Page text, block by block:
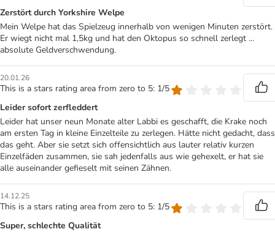
Zerstört durch Yorkshire Welpe
Mein Welpe hat das Spielzeug innerhalb von wenigen Minuten zerstört.
Er wiegt nicht mal 1,5kg und hat den Oktopus so schnell zerlegt ...
absolute Geldverschwendung.
20.01.26
This is a stars rating area from zero to 5: 1/5
Leider sofort zerfleddert
Leider hat unser neun Monate alter Labbi es geschafft, die Krake noch
am ersten Tag in kleine Einzelteile zu zerlegen. Hätte nicht gedacht, dass
das geht. Aber sie setzt sich offensichtlich aus lauter relativ kurzen
Einzelfäden zusammen, sie sah jedenfalls aus wie gehexelt, er hat sie
alle auseinander gefieselt mit seinen Zähnen.
14.12.25
This is a stars rating area from zero to 5: 1/5
Super, schlechte Qualität